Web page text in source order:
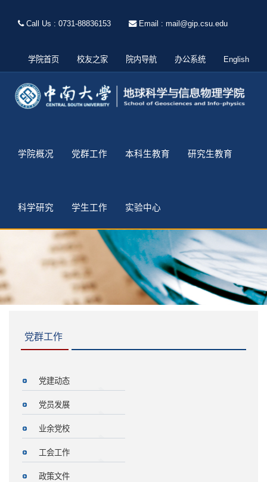
Call Us : 0731-88836153 Email : mail@gip.csu.edu
学院首页 校友之家 院内导航 办公系统 English
学院概况 党群工作 本科生教育 研究生教育
科学研究 学生工作 实验中心
党群工作
党建动态
党员发展
业余党校
工会工作
政策文件